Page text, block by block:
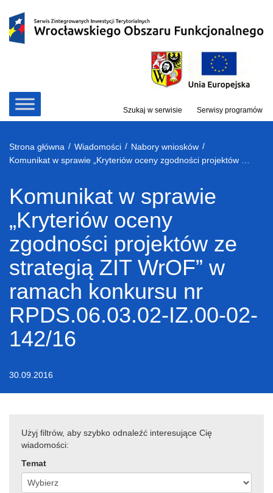
treści
Szukaj w serwisie Serwisy programów
Strona główna / Wiadomości / Nabory wniosków /
Komunikat w sprawie
„Kryteriów oceny
zgodności projektów ze
strategią ZIT WrOF” w
ramach konkursu nr
RPDS.06.03.02-IZ.00-02-
142/16
30.09.2016
Użyj filtrów, aby szybko odnaleźć interesujące Cię
wiadomości:
Temat